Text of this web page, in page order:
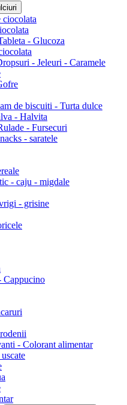
ciocolata
- Glucoza
- Jeleuri - Caramele
de biscuiti - Turta dulce
- Halvita
- Fursecuri
- saratele
- caju - migdale
- grisine
Cappucino
- Colorant alimentar